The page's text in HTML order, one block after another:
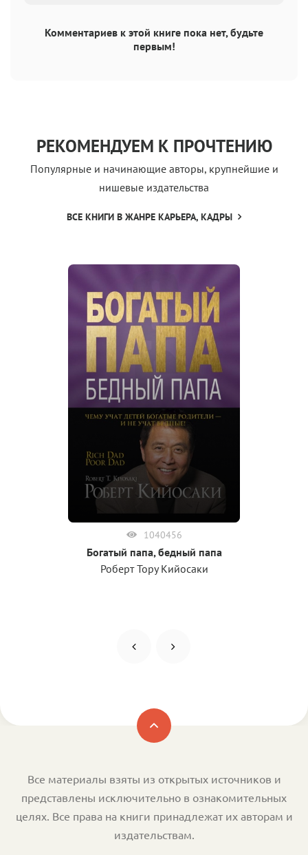
Комментариев к этой книге пока нет, будьте
первым!
РЕКОМЕНДУЕМ К ПРОЧТЕНИЮ
Популярные и начинающие авторы, крупнейшие и
нишевые издательства
ВСЕ КНИГИ В ЖАНРЕ КАРЬЕРА, КАДРЫ
1040456
Богатый папа, бедный папа
Роберт Тору Кийосаки
Все материалы взяты из открытых источников и
представлены исключительно в ознакомительных
целях. Все права на книги принадлежат их авторам и
издательствам.